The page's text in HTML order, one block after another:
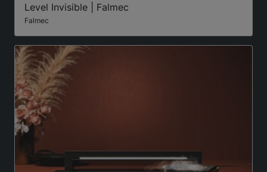
Level Invisible | Falmec
Falmec